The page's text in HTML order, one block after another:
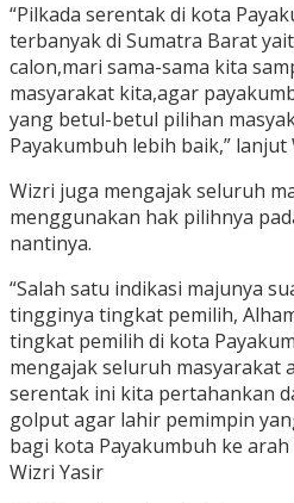
“Pilkada serentak di kota
terbanyak di Sumatra Barat
calon,mari sama-sama kita
masyarakat kita,agar
yang betul-betul pilihan
Payakumbuh lebih baik,”
Wizri juga mengajak seluruh
menggunakan hak pilihnya
nantinya.
“Salah satu indikasi majunya
tingginya tingkat pemilih,
tingkat pemilih di kota
mengajak seluruh masyarakat
serentak ini kita pertahankan
golput agar lahir pemimpin
bagi kota Payakumbuh ke
Wizri Yasir